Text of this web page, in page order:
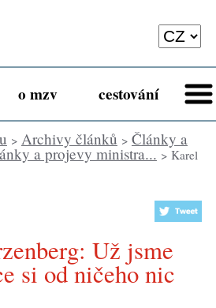
o mzv cestování
> Archivy článků > Články a
a projevy ministra... > Karel
si od ničeho nic